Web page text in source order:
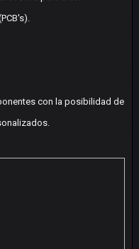
con la posibilidad de